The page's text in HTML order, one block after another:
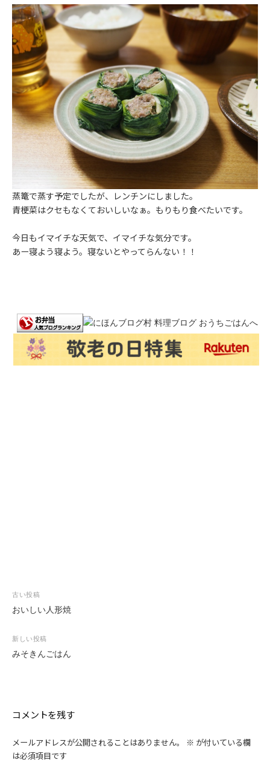
蒸篭で蒸す予定でしたが、レンチンにしました。
青梗菜はクセもなくておいしいなぁ。もりもり食べたいです。
今日もイマイチな天気で、イマイチな気分です。
あー寝よう寝よう。寝ないとやってらんない！！
投
稿
ビ
ゲ
ン
古い投稿
おいしい人形焼
新しい投稿
みそきんごはん
コメントを残す
メールアドレスが公開されることはありません。 ※ が付いている欄
は必須項目です